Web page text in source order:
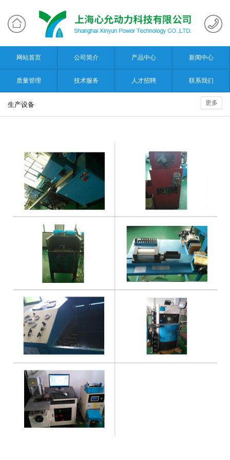
网站首页 公司简介 产品中心 新闻中心
质量管理 技术服务 人才招聘 联系我们
更多
生产设备